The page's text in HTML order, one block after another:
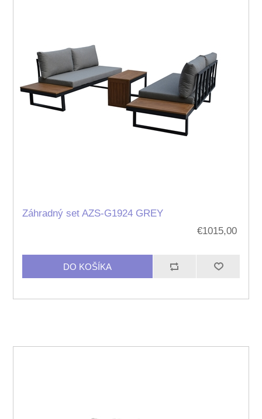
Záhradný set AZS-G1924 GREY
€1015,00